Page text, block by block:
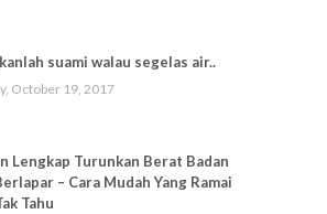
suami walau segelas air..
October 19, 2017
Lengkap Turunkan Berat Badan
– Cara Mudah Yang Ramai
Tahu